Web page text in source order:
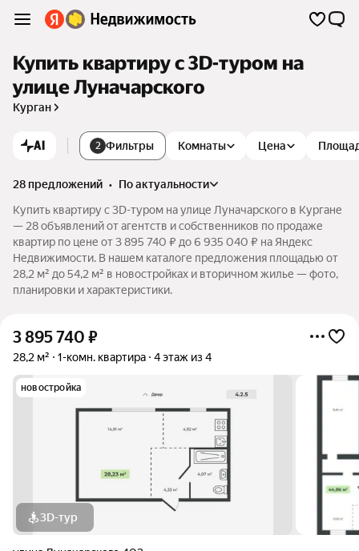
Купить квартиру c 3D-туром на
улице Луначарского
Курган
AI 2 Фильтры Комнаты Цена
28 предложений •
по актуальности
Купить квартиру c 3D-туром на улице Луначарского в Кургане
— 28 объявлений от агентств и собственников по продаже
квартир по цене от 3 895 740 ₽ до 6 935 040 ₽ на Яндекс
Недвижимости. В нашем каталоге предложения площадью от
28,2 м² до 54,2 м² в новостройках и вторичном жилье — фото,
планировки и характеристики.
3 895 740 ₽
28,2 м² 1-комн. квартира 4 этаж из 4
новостройка
3D-тур